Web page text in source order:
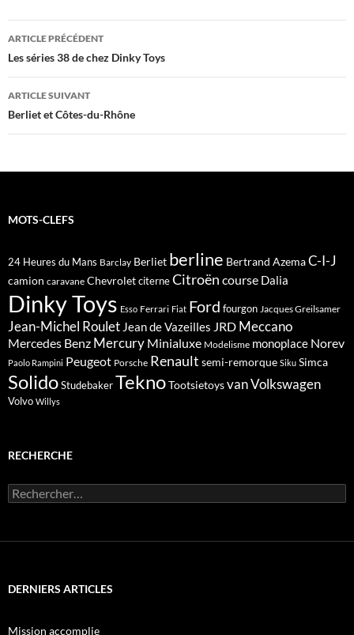
Navigation
des
articles
ARTICLE PRÉCÉDENT
Les séries 38 de chez Dinky Toys
ARTICLE SUIVANT
Berliet et Côtes-du-Rhône
MOTS-CLEFS
24 Heures du Mans Barclay Berliet berline Bertrand AzemaC-I-J
camion caravane ChevroletciterneCitroën course Dalia
Dinky Toys Esso Ferrari Fiat Ford fourgon Jacques Greilsamer
Jean-Michel Roulet Jean de Vazeilles JRD Meccano
Mercedes Benz Mercury Minialuxe Modelisme monoplace Norev
Paolo Rampini Peugeot Porsche Renault semi-remorque Siku Simca
SolidoStudebakerTeknoTootsietoysvanVolkswagen
Volvo Willys
RECHERCHE
Rechercher :
DERNIERS ARTICLES
Mission accomplie